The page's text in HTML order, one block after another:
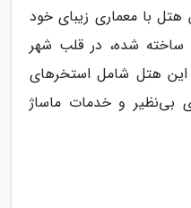
با معماری زیبای خود
ساخته شده، در قلب شهر
این هتل شامل استخرهای
بی‌نظیر و خدمات ماساژ